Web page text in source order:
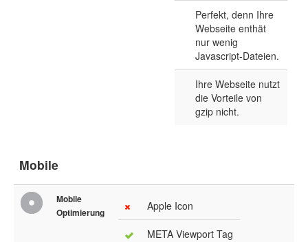
Perfekt, denn Ihre
Webseite enthät
nur wenig
Javascript-Dateien.
Ihre Webseite nutzt
die Vorteile von
gzip nicht.
Mobile
Mobile
Optimierung
Apple Icon
META Viewport Tag